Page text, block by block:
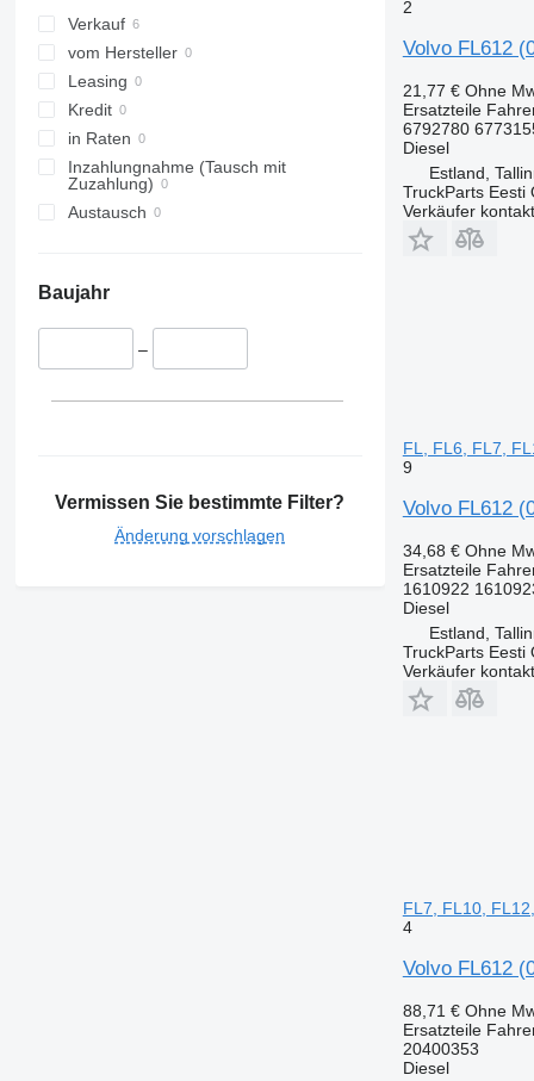
Verkauf
vom Hersteller
Leasing
Kredit
in Raten
Inzahlungnahme (Tausch mit
Zuzahlung)
Austausch
Baujahr
–
Vermissen Sie bestimmte Filter?
Änderung vorschlagen
2
Volvo FL612
21,77 € Ohne
Ersatzteile
6792780
Diesel
Estland,
TruckParts Eesti
Verkäufer
FL, FL6, FL7,
9
Volvo FL612
34,68 € Ohne
Ersatzteile
1610922
Diesel
Estland,
TruckParts Eesti
Verkäufer
FL7, FL10,
4
Volvo FL612
88,71 € Ohne
Ersatzteile
20400353
Diesel